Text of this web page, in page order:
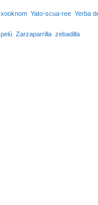
xooknom Yato-scua-ree Yerba
pelú Zarzaparrilla zebadilla